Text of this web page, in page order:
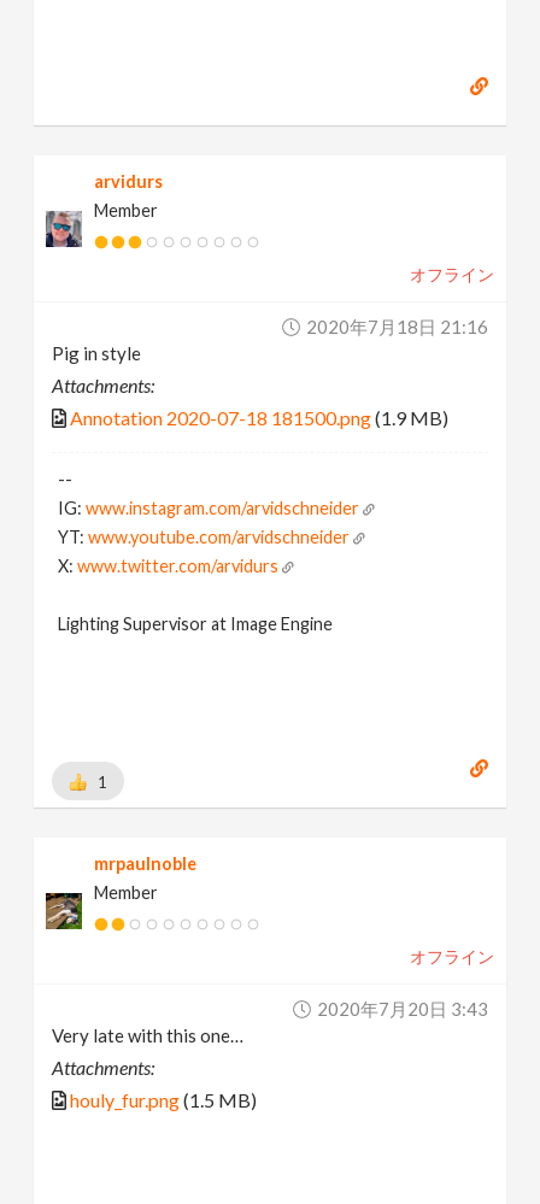
arvidurs
Member
オフライン
2020年7月18日 21:16
Pig in style
Attachments:
Annotation 2020-07-18 181500.png(1.9 MB)
--
IG:www.instagram.com/arvidschneider
YT:www.youtube.com/arvidschneider
X:www.twitter.com/arvidurs
Lighting Supervisor at Image Engine
1
mrpaulnoble
Member
オフライン
2020年7月20日 3:43
Very late with this one…
Attachments:
houly_fur.png(1.5 MB)